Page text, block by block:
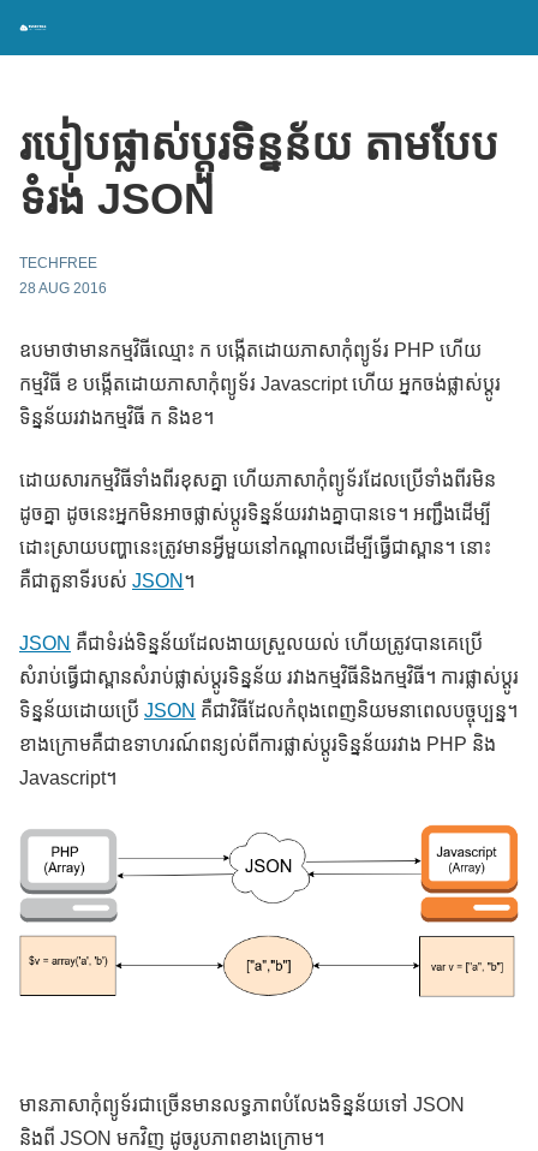
របៀបផ្លាស់ប្តួរទិន្នន័យ តាមបែប
ទំរង់ JSON
TECHFREE
28 AUG 2016
ឧបមាថាមានកម្មវិធីឈ្មោះ ក បង្កើតដោយភាសាកុំព្យូទ័រ PHP ហើយ
កម្មវិធី ខ បង្កើតដោយភាសាកុំព្យូទ័រ Javascript ហើយ អ្នកចង់ផ្លាស់ប្តូរ
ទិន្នន័យរវាងកម្មវិធី ក និងខ។
ដោយសារកម្មវិធីទាំងពីរខុសគ្នា ហើយភាសាកុំព្យូទ័រដែលប្រើទាំងពីរមិន
ដូចគ្នា ដូចនេះអ្នកមិនអាចផ្លាស់ប្តូរទិន្នន័យរវាងគ្នាបានទេ។ អញ្ជឹងដើម្បី
ដោះស្រាយបញ្ហានេះត្រូវមានអ្វីមួយនៅកណ្តាលដើម្បីធ្វើជាស្ពាន។ នោះ
គឺជាតួនាទីរបស់ JSON ។
JSON គឺជាទំរង់ទិន្នន័យដែលងាយស្រួលយល់ ហើយត្រូវបានគេប្រើ
សំរាប់ធ្វើជាស្ពានសំរាប់ផ្លាស់ប្តូរទិន្នន័យ រវាងកម្មវិធីនិងកម្មវិធី។ ការផ្លាស់ប្តូរ
ទិន្នន័យដោយប្រើ JSON គឺជាវិធីដែលកំពុងពេញនិយមនាពេលបច្ចុប្បន្ន។
ខាងក្រោមគឺជាឧទាហរណ៍ពន្យល់ពីការផ្លាស់ប្តូរទិន្នន័យរវាង PHP និង
Javascript។
មានភាសាកុំព្យូទ័រជាច្រើនមានលទ្ធភាពបំលែងទិន្នន័យទៅ JSON
និងពី JSON មកវិញ ដូចរូបភាពខាងក្រោម។